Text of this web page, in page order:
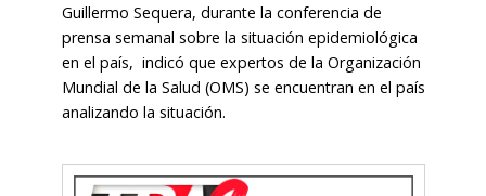
Guillermo Sequera, durante la conferencia de
prensa semanal sobre la situación epidemiológica
en el país, indicó que expertos de la Organización
Mundial de la Salud (OMS) se encuentran en el país
analizando la situación.